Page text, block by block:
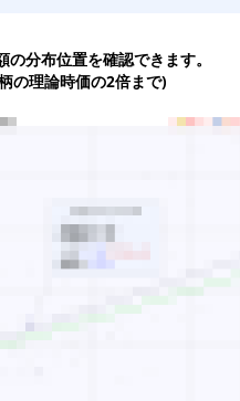
分布位置を確認できます。
の理論時価の2倍まで)